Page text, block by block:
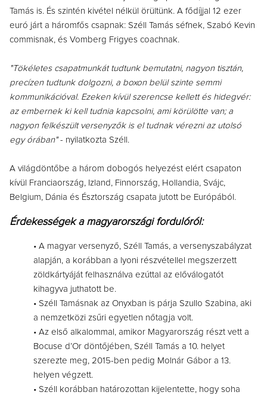
Tamás is. És szintén kivétel nélkül örültünk. A fődíjjal 12 ezer
euró járt a háromfős csapnak: Széll Tamás séfnek, Szabó Kevin
commisnak, és Vomberg Frigyes coachnak.
"Tökéletes csapatmunkát tudtunk bemutatni, nagyon tisztán,
precízen tudtunk dolgozni, a boxon belül szinte semmi
kommunikációval. Ezeken kívül szerencse kellett és hidegvér:
az embernek ki kell tudnia kapcsolni, ami körülötte van; a
nagyon felkészült versenyzők is el tudnak vérezni az utolsó
egy órában"- nyilatkozta Széll.
A világdöntőbe a három dobogós helyezést elért csapaton
kívül Franciaország, Izland, Finnország, Hollandia, Svájc,
Belgium, Dánia és Észtország csapata jutott be Európából.
Érdekességek a magyarországi fordulóról:
• A magyar versenyző, Széll Tamás, a versenyszabályzat
alapján, a korábban a lyoni részvétellel megszerzett
zöldkártyáját felhasználva ezúttal az előválogatót
kihagyva juthatott be.
• Széll Tamásnak az Onyxban is párja Szullo Szabina, aki
a nemzetközi zsűri egyetlen nőtagja volt.
• Az első alkalommal, amikor Magyarország részt vett a
Bocuse d’Or döntőjében, Széll Tamás a 10. helyet
szerezte meg, 2015-ben pedig Molnár Gábor a 13.
helyen végzett.
• Széll korábban határozottan kijelentette, hogy soha